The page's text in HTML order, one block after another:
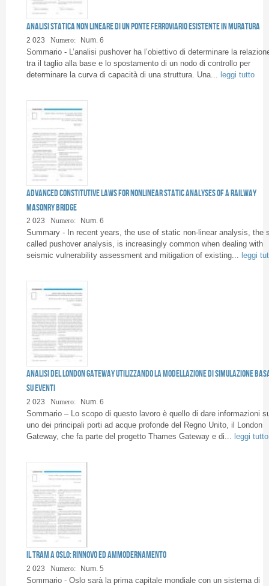
Analisi statica non lineare di un ponte ferroviario esistente in muratura
2 023 Numero: Num. 6
Sommario - L’analisi pushover ha l’obiettivo di determinare la
tra il taglio alla base e lo spostamento di un nodo di controllo per
determinare la curva di capacità di una struttura. Una...
leggi tutto
Advanced constitutive laws for nonlinear static analyses of a railway
masonry bridge
2 023 Numero: Num. 6
Summary - In recent years, the use of static non-linear analysis, the
called pushover analysis, is increasingly common when dealing with
seismic vulnerability assessment and mitigation of existing... leggi
Analisi del London Gateway utilizzando la modellazione di simulazione
su eventi
2 023 Numero: Num. 6
Sommario – Lo scopo di questo lavoro è quello di dare informazioni
uno dei principali porti ad acque profonde del Regno Unito, il London
Gateway, che fa parte del progetto Thames Gateway e di... leggi tutto
Il tram a Oslo: rinnovo ed ammodernamento
2 023 Numero: Num. 5
Sommario - Oslo sarà la prima capitale mondiale con un sistema di